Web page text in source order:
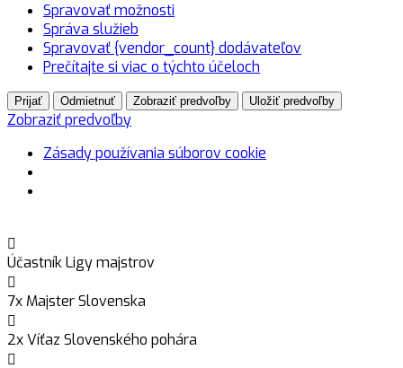
Spravovať možnosti
Správa služieb
Spravovať {vendor_count} dodávateľov
Prečítajte si viac o týchto účeloch
Prijať Odmietnuť Zobraziť predvoľby Uložiť predvoľby
Zobraziť predvoľby
Zásady používania súborov cookie
Účastník Ligy majstrov
7x Majster Slovenska
2x Víťaz Slovenského pohára